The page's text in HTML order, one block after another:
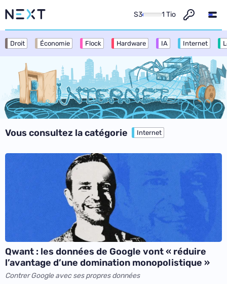
S3 1 Tio
Droit Économie Flock Hardware IA Internet
Vous consultez la catégorie Internet
Qwant : les données de Google vont « réduire
l’avantage d’une domination monopolistique »
Contrer Google avec ses propres données